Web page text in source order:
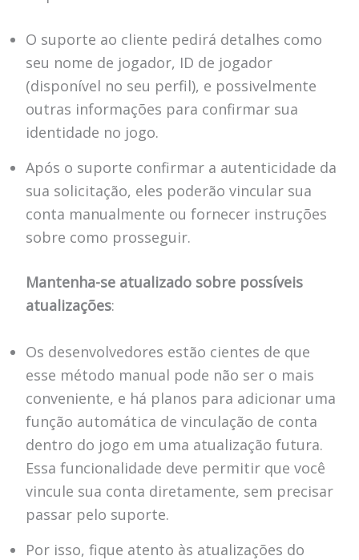
O suporte ao cliente pedirá detalhes como
seu nome de jogador, ID de jogador
(disponível no seu perfil), e possivelmente
outras informações para confirmar sua
identidade no jogo.
Após o suporte confirmar a autenticidade da
sua solicitação, eles poderão vincular sua
conta manualmente ou fornecer instruções
sobre como prosseguir.
Mantenha-se atualizado sobre possíveis
atualizações:
Os desenvolvedores estão cientes de que
esse método manual pode não ser o mais
conveniente, e há planos para adicionar uma
função automática de vinculação de conta
dentro do jogo em uma atualização futura.
Essa funcionalidade deve permitir que você
vincule sua conta diretamente, sem precisar
passar pelo suporte.
Por isso, fique atento às atualizações do